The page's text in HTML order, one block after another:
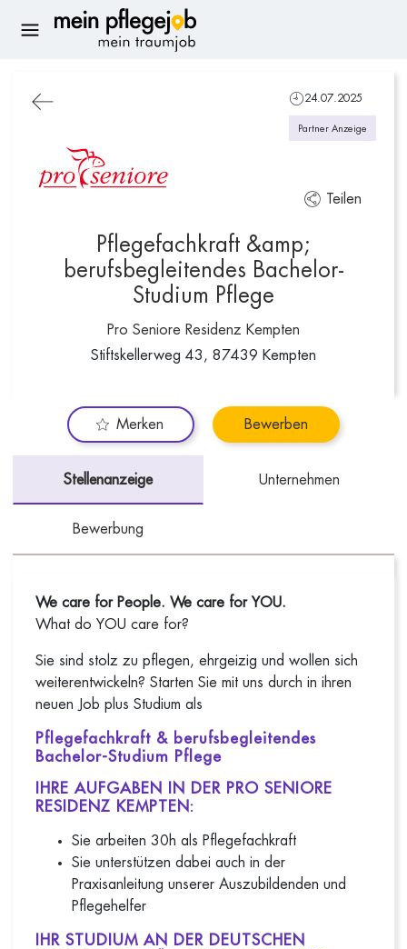
Pflegefachkraft &amp;
berufsbegleitendes Bachelor-
Studium Pflege
Pro Seniore Residenz Kempten
Stiftskellerweg 43, 87439 Kempten
24.07.2025
Partner Anzeige
Teilen
Merken Bewerben
Stellenanzeige Unternehmen
Bewerbung
We care for People. We care for YOU.
What do YOU care for?
Sie sind stolz zu pflegen, ehrgeizig und wollen sich
weiterentwickeln? Starten Sie mit uns durch in ihren
neuen Job plus Studium als
Pflegefachkraft & berufsbegleitendes
Bachelor-Studium Pflege
IHRE AUFGABEN IN DER PRO SENIORE
RESIDENZ KEMPTEN:
Sie arbeiten 30h als Pflegefachkraft
Sie unterstützen dabei auch in der
Praxisanleitung unserer Auszubildenden und
Pflegehelfer
IHR STUDIUM AN DER DEUTSCHEN